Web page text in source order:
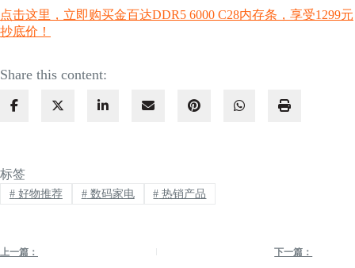
点击这里，立即购买金百达DDR5 6000 C28内存条，享受1299元
抄底价！
Share this content:
标签
#好物推荐 #数码家电 # 热销产品
上一篇： 下一篇：